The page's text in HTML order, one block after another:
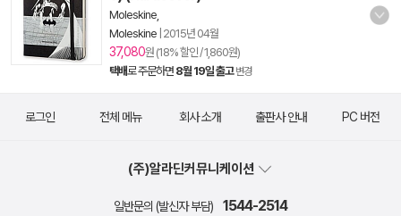
Moleskine,
Moleskine 2015년 04월
37,080원 (18% 할인 / 1,860원)
택배로 주문하면 8월 19일 출고 변경
로그인 전체 메뉴 회사 소개 출판사 안내 PC 버전
(주)알라딘커뮤니케이션
일반문의 (발신자 부담) 1544-2514